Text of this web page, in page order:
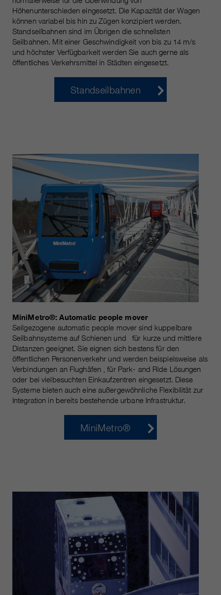
Höhenunterschieden eingesetzt. Die Kapazität der Wagen
können variabel bis hin zu Zügen konzipiert werden.
Standseilbahnen sind im Übrigen die schnellsten
Seilbahnen. Mit einer Geschwindigkeit von bis zu 14 m/s
und höchster Verfügbarkeit werden Sie auch gerne als
öffentliches Verkehrsmittel in Städten eingesetzt.
Standseilbahnen
MiniMetro®: Automatic people mover
Seilgezogene automatic people mover sind kuppelbare
Seilbahnsysteme auf Schienen und für kurze und mittlere
Distanzen geeignet. Sie eignen sich bestens für den
öffentlichen Personenverkehr und werden beispielsweise als
Verbindungen an Flughäfen , für Park- and Ride Lösungen
oder bei vielbesuchten Einkaufzentren eingesetzt. Diese
Systeme bieten auch eine außergewöhnliche Flexibilität zur
Integration in bereits bestehende urbane Infrastruktur.
MiniMetro®